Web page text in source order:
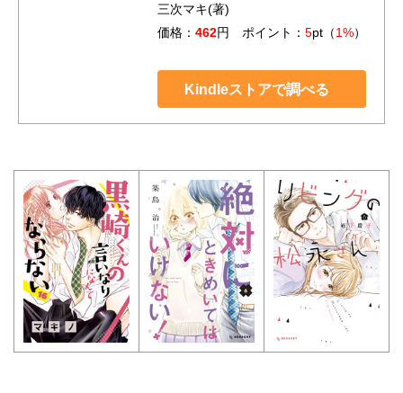
三次マキ(著)
価格： 462円 ポイント： 5pt（1%）
Kindleストアで調べる